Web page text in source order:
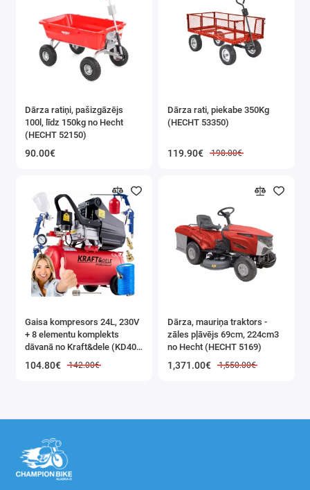
Dārza ratiņi, pašizgāzējs
100l, līdz 150kg no Hecht
(HECHT 52150)
90.00€
Dārza rati, piekabe 350Kg
(HECHT 53350)
119.90€ 198.00€
Gaisa kompresors 24L, 230V
+ 8 elementu komplekts
dāvanā no Kraft&dele (KD400
104.80€ 142.00€
Dārza, mauriņa traktors -
zāles pļāvējs 69cm, 224cm3
no Hecht (HECHT 5169)
1,371.00€ 1,550.00€